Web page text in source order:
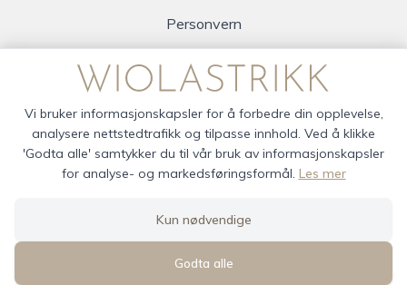
Personvern
Siden driftes avShoplabs
Vi bruker informasjonskapsler for å forbedre din opplevelse,
analysere nettstedtrafikk og tilpasse innhold. Ved å klikke
'Godta alle' samtykker du til vår bruk av informasjonskapsler
for analyse- og markedsføringsformål. Les mer
Kun nødvendige
Godta alle